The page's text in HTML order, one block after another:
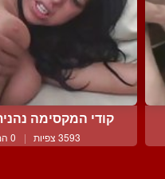
קודי המקסימה
3593 צפיות | 0 המלצות